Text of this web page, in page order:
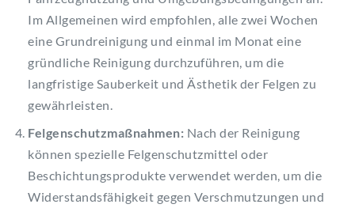
Im Allgemeinen wird empfohlen, alle zwei Wochen
eine Grundreinigung und einmal im Monat eine
gründliche Reinigung durchzuführen, um die
langfristige Sauberkeit und Ästhetik der Felgen zu
gewährleisten.
Felgenschutzmaßnahmen: Nach der Reinigung
können spezielle Felgenschutzmittel oder
Beschichtungsprodukte verwendet werden, um die
Widerstandsfähigkeit gegen Verschmutzungen und